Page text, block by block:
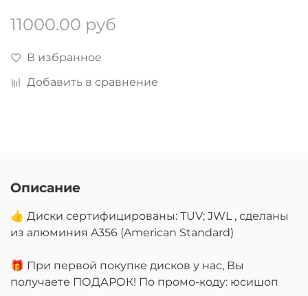
11000.00 руб
В избранное
Добавить в сравнение
Описание
👍 Диски сертифицированы: TUV; JWL , сделаны
из алюминия A356 (American Standard)
🎁 При первой покупке дисков у нас, Вы
получаете ПОДАРОК! По промо-коду: юсишоп